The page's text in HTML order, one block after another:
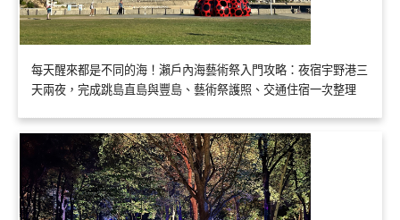
每天醒來都是不同的海！瀨戶內海藝術祭入門攻略：夜宿宇野港三
天兩夜，完成跳島直島與豐島、藝術祭護照、交通住宿一次整理